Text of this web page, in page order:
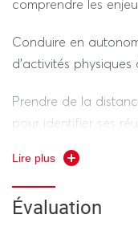
comprendre les
Conduire en
d'activités
Prendre de la
pour identifier ses
Produire un écrit
son bilan devant un
Lire plus
Évaluation